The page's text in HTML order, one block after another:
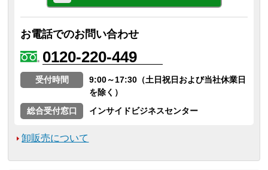
お電話でのお問い合わせ
0120-220-449
受付時間
9:00～17:30（土日祝日および当社休業日
を除く）
総合受付窓口
インサイドビジネスセンター
卸販売について